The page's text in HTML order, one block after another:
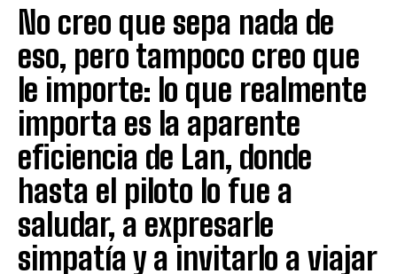
No creo que sepa nada de
eso, pero tampoco creo que
le importe: lo que realmente
importa es la aparente
eficiencia de Lan, donde
hasta el piloto lo fue a
saludar, a expresarle
simpatía y a invitarlo a viajar